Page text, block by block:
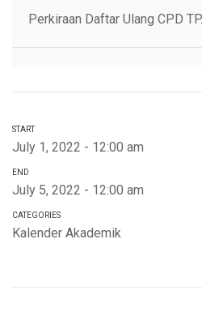
Perkiraan Daftar Ulang CPD
START
July 1, 2022 - 12:00 am
END
July 5, 2022 - 12:00 am
CATEGORIES
Kalender Akademik